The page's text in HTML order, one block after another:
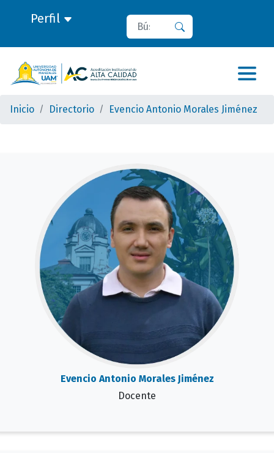
Perfil Buscar
Inicio Directorio Evencio Antonio Morales Jiménez
Evencio Antonio Morales Jiménez
Docente